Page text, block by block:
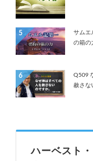
5
サムエ
の箱の
6
Q509
赦さな
ハーベスト